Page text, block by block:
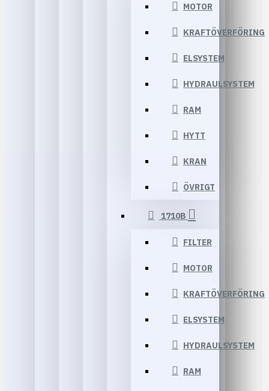
MOTOR
KRAFTÖVERFÖRING
ELSYSTEM
HYDRAULSYSTEM
RAM
HYTT
KRAN
ÖVRIGT
1710B
FILTER
MOTOR
KRAFTÖVERFÖRING
ELSYSTEM
HYDRAULSYSTEM
RAM